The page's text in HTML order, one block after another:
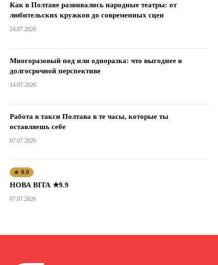
Как в Полтаве развивались народные театры: от
любительских кружков до современных сцен
24.07.2026
Многоразовый под или одноразка: что выгоднее в
долгосрочной перспективе
14.07.2026
Работа в такси Полтава в те часы, которые ты
оставляешь себе
07.07.2026
★ 9.9
НОВА ВІТА ★9.9
07.07.2026